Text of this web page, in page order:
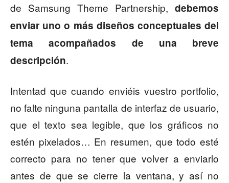
de Samsung Theme Partnership, debemos
enviar uno o más diseños conceptuales del
tema acompañados de una breve
descripción.
Intentad que cuando enviéis vuestro portfolio,
no falte ninguna pantalla de interfaz de usuario,
que el texto sea legible, que los gráficos no
estén pixelados… En resumen, que todo esté
correcto para no tener que volver a enviarlo
antes de que se cierre la ventana, y así no